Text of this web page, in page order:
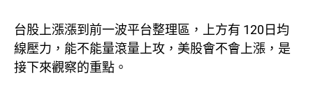
台股上漲漲到前一波平台整理區，上方有 120日均
線壓力，能不能量滾量上攻，美股會不會上漲，是
接下來觀察的重點。